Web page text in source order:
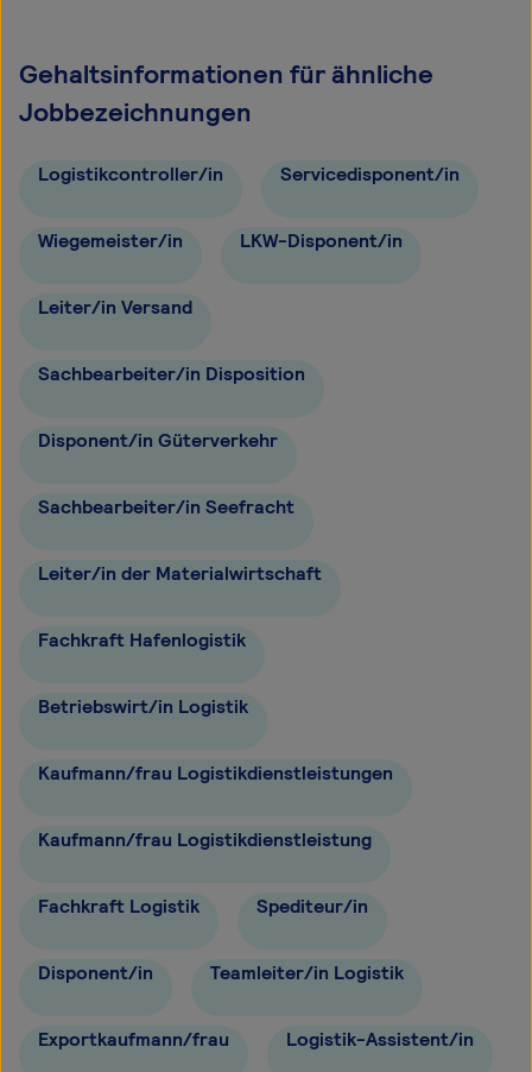
Gehaltsinformationen für ähnliche
Jobbezeichnungen
Logistikcontroller/in Servicedisponent/in
Wiegemeister/in LKW-Disponent/in
Leiter/in Versand
Sachbearbeiter/in Disposition
Disponent/in Güterverkehr
Sachbearbeiter/in Seefracht
Leiter/in der Materialwirtschaft
Fachkraft Hafenlogistik
Betriebswirt/in Logistik
Kaufmann/frau Logistikdienstleistungen
Kaufmann/frau Logistikdienstleistung
Fachkraft Logistik Spediteur/in
Disponent/in Teamleiter/in Logistik
Exportkaufmann/frau Logistik-Assistent/in